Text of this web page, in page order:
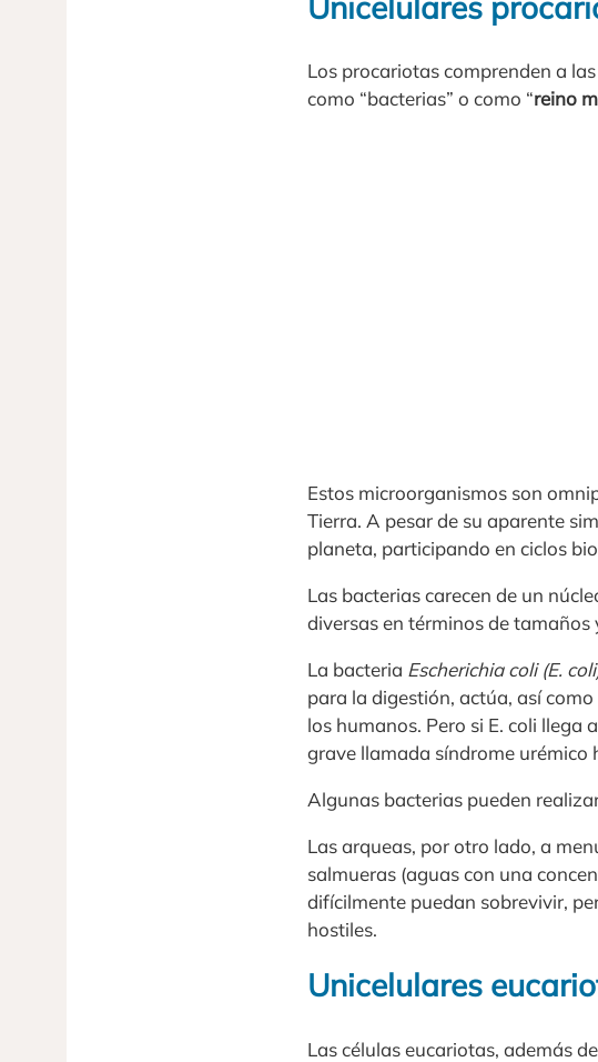
Los procariotas comprenden a las
como “bacterias” o como “reino
Estos microorganismos son
Tierra. A pesar de su aparente
planeta, participando en ciclos
Las bacterias carecen de un
diversas en términos de tamaños
La bacteria Escherichia coli (E.
para la digestión, actúa, así
los humanos. Pero si E. coli llega
grave llamada síndrome urémico
Algunas bacterias pueden
Las arqueas, por otro lado, a
salmueras (aguas con una
difícilmente puedan sobrevivir,
hostiles.
Unicelulares
Las células eucariotas, además